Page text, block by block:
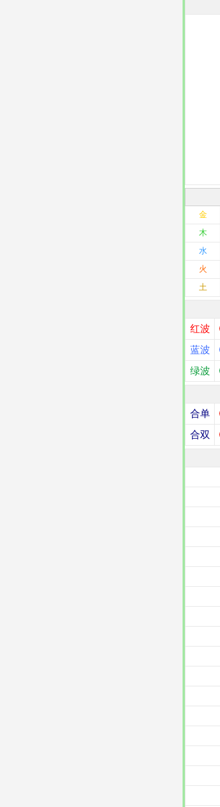
金
木
水
火
土
红波
蓝波
绿波
合单
合双